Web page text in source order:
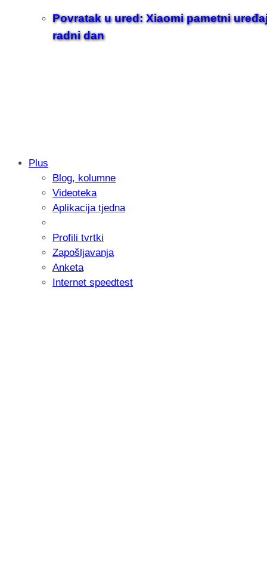
Povratak u ured: Xiaomi pametni
radni dan
Samsung otkrio kako je nastajala
donijelo tanje i izdržljivije preklopne
Plus
Blog, kolumne
Videoteka
Aplikacija tjedna
Profili tvrtki
Zapošljavanja
Anketa
Internet speedtest